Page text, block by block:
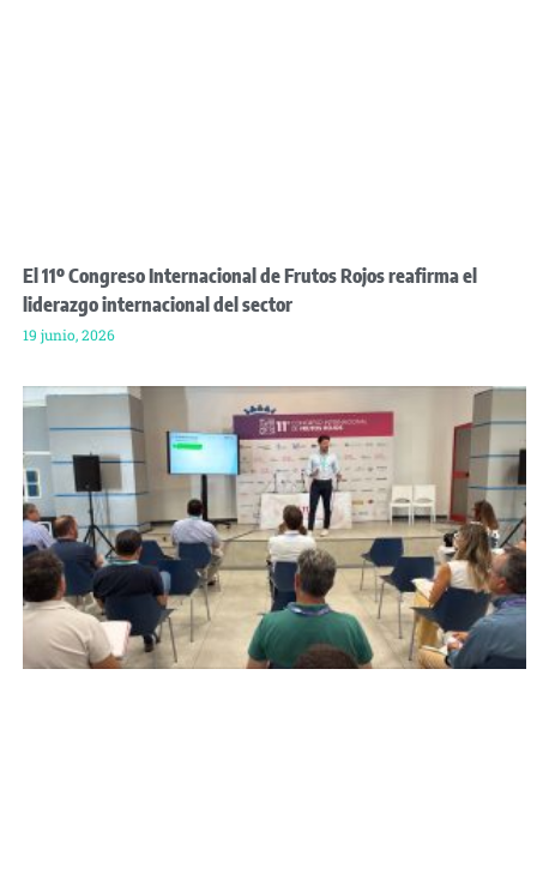
El 11º Congreso Internacional de Frutos Rojos reafirma el
liderazgo internacional del sector
19 junio, 2026